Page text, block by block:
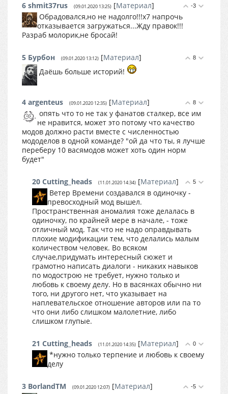
-3
6 shmit37rus (09.01.2020 13:25) [Материал]
Обрадовался,но не надолго!!!х7 напрочь
отказывается загружаться...Жду правок!!!
Разраб молорик,не бросай!
8
5 Бурбон (09.01.2020 13:12) [Материал]
Даёшь больше историй!
8
4 argenteus (09.01.2020 12:35) [Материал]
опять что то не так у фанатов сталкер, все им
не нравится, может это потому что качество
модов должно расти вместе с численностью
мододелов в одной команде? "ой да что ты, я лучше
переберу 10 васямодов может хоть один норм
будет"
5
20 Cutting_heads (11.01.2020 14:34) [Материал]
Ветер Времени создавался в одиночку -
превосходный мод вышел.
Пространственная аномалия тоже делалась в
одиночку, по крайней мере в начале, - тоже
отличный мод. Так что не надо оправдывать
плохие модификации тем, что делались малым
количеством человек. Во всяком
случае,придумать интересный сюжет и
грамотно написать диалоги - никаких навыков
по модострою не требует, нужно только и
любовь к своему делу. Но в васянках обычно ни
того, ни другого нет, что указывает на
наплевательское отношение авторов или па то
что они либо слишком малолетние, либо
слишком глупые.
0
21 Cutting_heads (11.01.2020 14:35) [Материал]
*нужно только терпение и любовь к своему
делу
-5
3 BorlandTM (09.01.2020 12:07) [Материал]